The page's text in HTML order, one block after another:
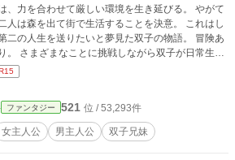
力を合わせて厳しい環境を生き延びる。 やがて
は森を出て街で生活することを決意。 これはし
の人生を送りたいと夢見た双子の物語。 冒険あ
子が日常生
は基本まったりしてますが、
ドな時もあります）
R15
ファンタジー 521 位 / 53,293件
女主人公 男主人公 双子兄妹